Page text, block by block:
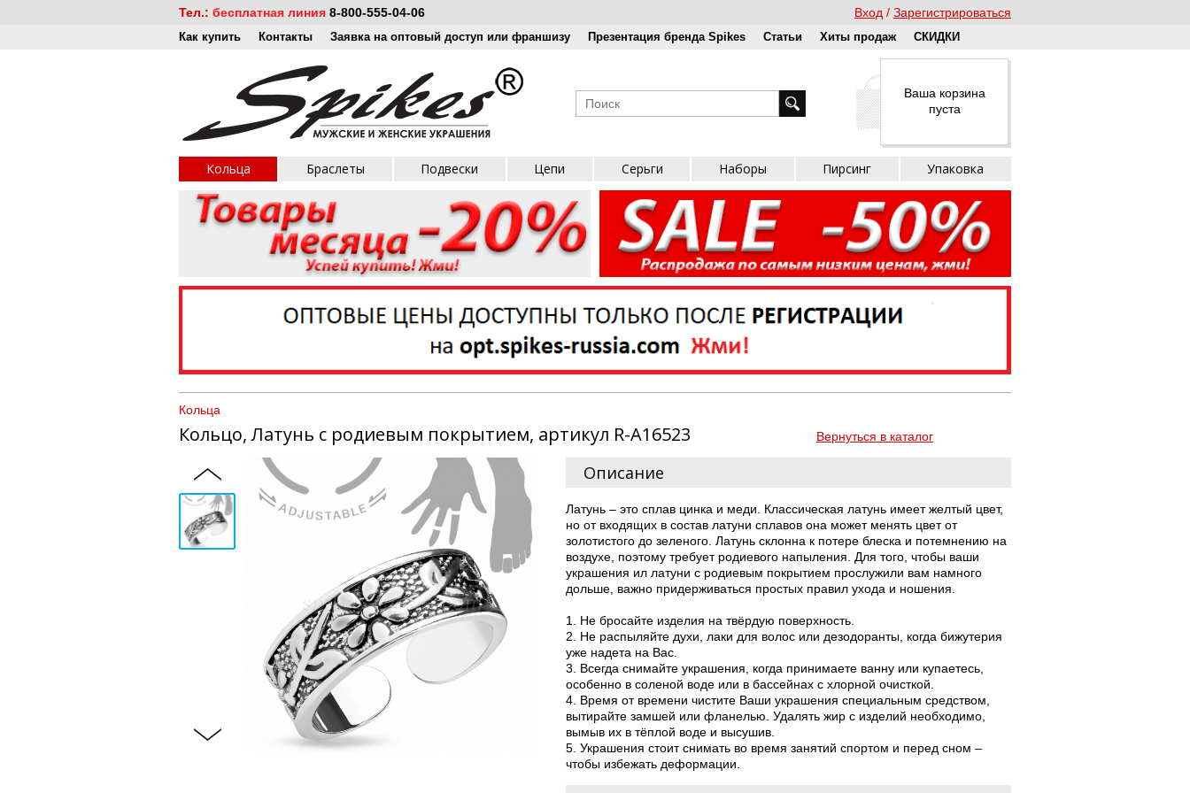
Тел.: бесплатная линия 8-800-555-04-06 Вход Зарегистрироваться
Как купить Контакты Заявка на оптовый доступ или франшизу Презентация бренда Spikes Статьи Хиты продаж СКИДКИ
Ваша корзина
пуста
Кольца Браслеты Подвески Цепи Серьги Наборы Пирсинг Упаковка
Кольца
Кольцо, Латунь с родиевым покрытием, артикул R-A16523 Вернуться в каталог
Описание
Латунь – это сплав цинка и меди. Классическая латунь имеет желтый цвет,
но от входящих в состав латуни сплавов она может менять цвет от
золотистого до зеленого. Латунь склонна к потере блеска и потемнению на
воздухе, поэтому требует родиевого напыления. Для того, чтобы ваши
украшения ил латуни с родиевым покрытием прослужили вам намного
дольше, важно придерживаться простых правил ухода и ношения.
1. Не бросайте изделия на твёрдую поверхность.
2. Не распыляйте духи, лаки для волос или дезодоранты, когда бижутерия
уже надета на Вас.
3. Всегда снимайте украшения, когда принимаете ванну или купаетесь,
особенно в соленой воде или в бассейнах с хлорной очисткой.
4. Время от времени чистите Ваши украшения специальным средством,
вытирайте замшей или фланелью. Удалять жир с изделий необходимо,
вымыв их в тёплой воде и высушив.
5. Украшения стоит снимать во время занятий спортом и перед сном –
чтобы избежать деформации.